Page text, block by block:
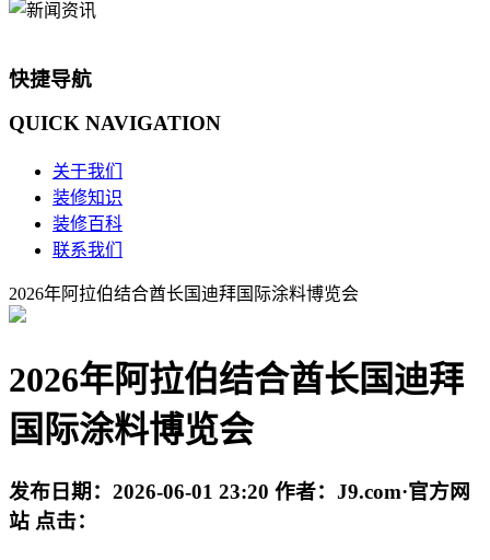
快捷导航
QUICK NAVIGATION
关于我们
装修知识
装修百科
联系我们
2026年阿拉伯结合酋长国迪拜国际涂料博览会
2026年阿拉伯结合酋长国迪拜
国际涂料博览会
发布日期： 2026-06-01 23:20 作者： J9.com·官方网
站 点击：